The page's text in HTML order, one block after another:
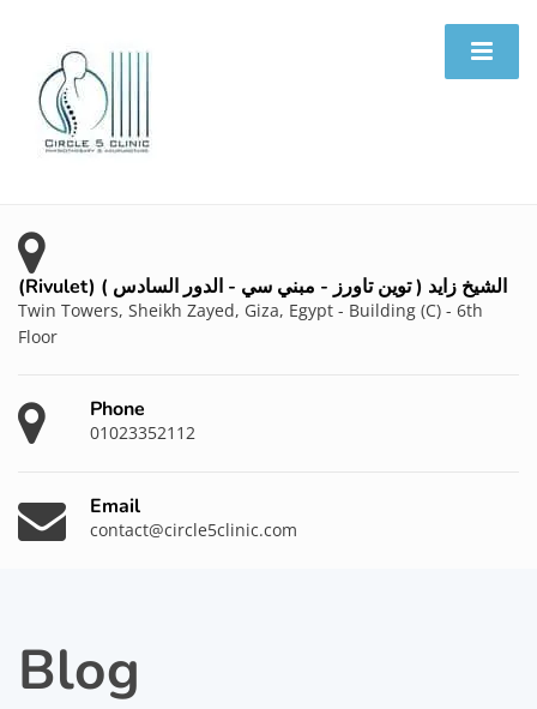
(Rivulet) الشيخ زايد ( توين تاورز - مبني سي - الدور السادس )
Twin Towers, Sheikh Zayed, Giza, Egypt - Building (C) - 6th
Floor
Phone
01023352112
Email
contact@circle5clinic.com
Blog